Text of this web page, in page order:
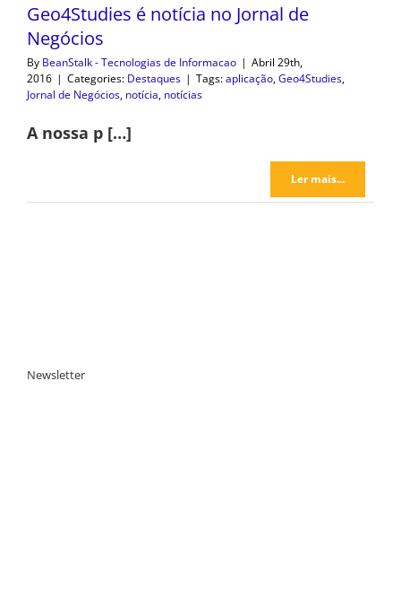
Geo4Studies é notícia no Jornal de
Negócios
By BeanStalk - Tecnologias de Informacao | Abril 29th,
2016 | Categories: Destaques | Tags:aplicação,Geo4Studies,
Jornal de Negócios, notícia, notícias
A nossa p […]
Ler mais...
Newsletter